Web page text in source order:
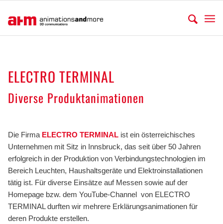
ELECTRO TERMINAL
Diverse Produktanimationen
Die Firma ELECTRO TERMINAList ein österreichisches
Unternehmen mit Sitz in Innsbruck, das seit über 50 Jahren
erfolgreich in der Produktion von Verbindungstechnologien im
Bereich Leuchten, Haushaltsgeräte und Elektroinstallationen
tätig ist. Für diverse Einsätze auf Messen sowie auf der
Homepage bzw. dem YouTube-Channel von ELECTRO
TERMINAL durften wir mehrere Erklärungsanimationen für
deren Produkte erstellen.